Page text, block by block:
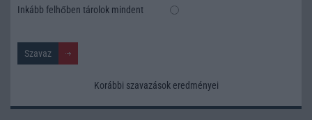
Inkább felhőben tárolok mindent
Korábbi szavazások eredményei